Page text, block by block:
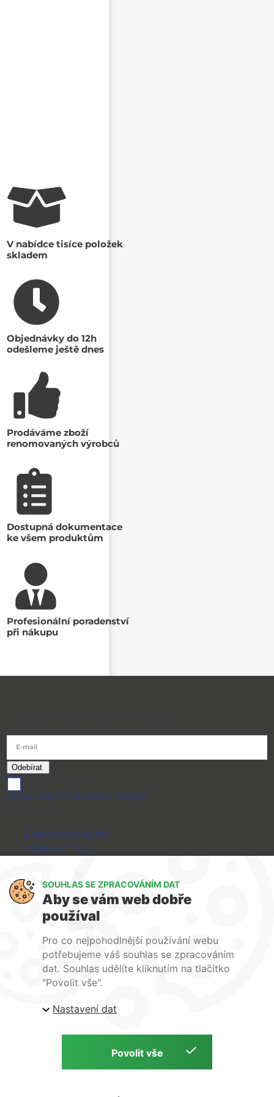
V nabídce tisíce položek
skladem
Objednávky do 12h
odešleme ještě dnes
Prodáváme zboží
renomovaných výrobců
Dostupná dokumentace
ke všem produktům
Profesionální poradenství
při nákupu
E-mail
zpracováním osobních údajů
Doprava a platba
Výdejní místo
GDPR
WIRPO s.r.o.
Obchodní podmínky
O nás
Kontakty
Firemní web
E-shop Wirpo.cz, Škrobárenská 518/16, Brno
SOUHLAS SE ZPRACOVÁNÍM DAT
Aby se vám web dobře
používal
Pro co nejpohodlnější používání webu
potřebujeme váš souhlas se zpracováním
dat. Souhlas udělíte kliknutím na tlačítko
"Povolit vše".
Nastavení dat